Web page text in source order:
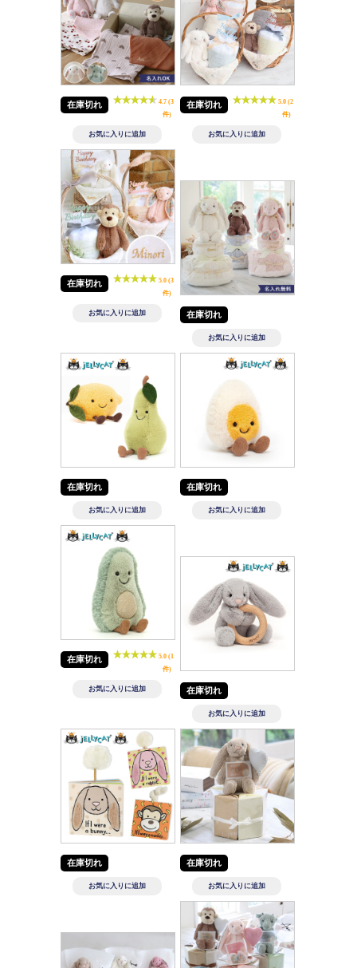
在庫切れ
4.7 (3
件)
在庫切れ
5.0 (2
件)
在庫切れ
5.0 (3
件)
在庫切れ
在庫切れ 在庫切れ
在庫切れ
5.0 (1
件)
在庫切れ
在庫切れ 在庫切れ